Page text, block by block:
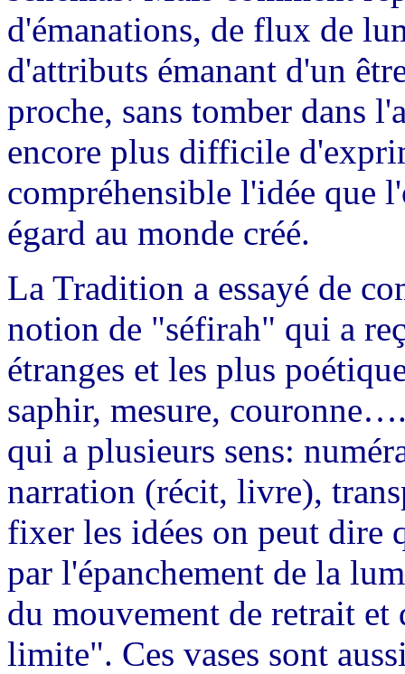
d'émanations, de flux de
d'attributs émanant d'un
proche, sans tomber dans
encore plus difficile
compréhensible l'idée que
égard au monde créé.
La Tradition a essayé de
notion de "séfirah" qui a
étranges et les plus
saphir, mesure,
qui a plusieurs sens:
narration (récit, livre),
fixer les idées on peut dire
par l'épanchement de la
du mouvement de retrait
limite". Ces vases sont